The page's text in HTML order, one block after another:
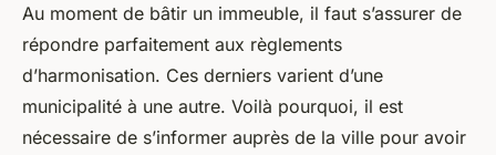
Au moment de bâtir un immeuble, il faut s’assurer de
répondre parfaitement aux règlements
d’harmonisation. Ces derniers varient d’une
municipalité à une autre. Voilà pourquoi, il est
nécessaire de s’informer auprès de la ville pour avoir